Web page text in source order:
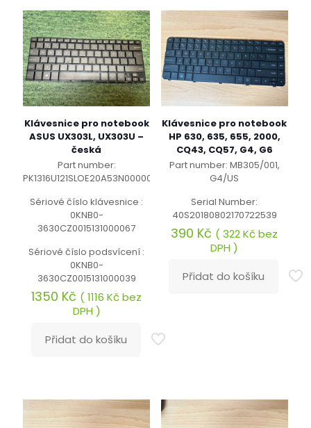
Klávesnice pro notebook
ASUS UX303L, UX303U –
česká
Part number:
PK1316U121SLOE20A53N0000043
Sériové číslo klávesnice :
0KNB0-
3630CZ0015131000067
Sériové číslo podsvícení :
0KNB0-
3630CZ0015131000039
1350 Kč (1116Kčbez
DPH )
Přidat do košíku
Klávesnice pro notebook
HP 630, 635, 655, 2000,
CQ43, CQ57, G4, G6
Part number: MB305/001,
G4/US
Serial Number:
40S20180802170722539
390 Kč (322Kčbez
DPH )
Přidat do košíku